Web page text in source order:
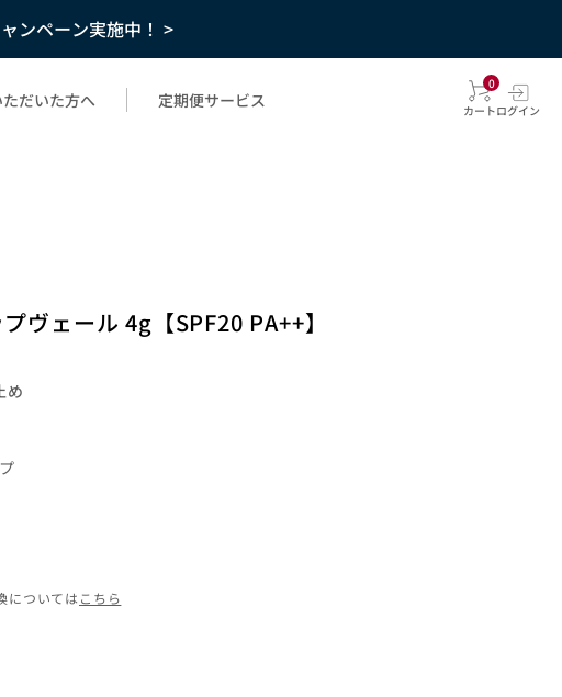
ンペーン実施中！ >
だいた方へ 定期便サービス
0
カートログイン
ヴェール 4g【SPF20 PA++】
め
ついては こちら